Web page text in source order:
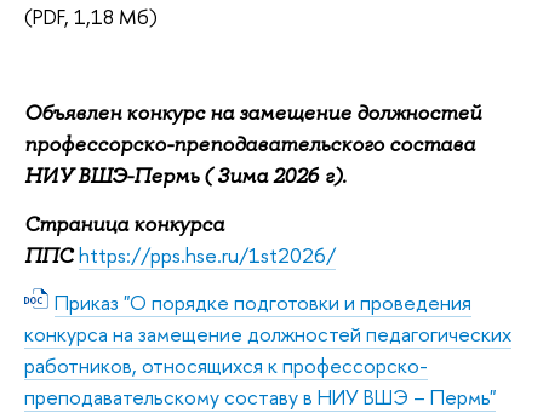
(PDF, 1,18 Мб)
Объявлен конкурс на замещение должностей
профессорско-преподавательского состава
НИУ ВШЭ-Пермь ( Зима 2026 г).
Страница конкурса
ППСhttps://pps.hse.ru/1st2026/
Приказ "О порядке подготовки и проведения
конкурса на замещение должностей педагогических
работников, относящихся к профессорско-
преподавательскому составу в НИУ ВШЭ – Пермь"